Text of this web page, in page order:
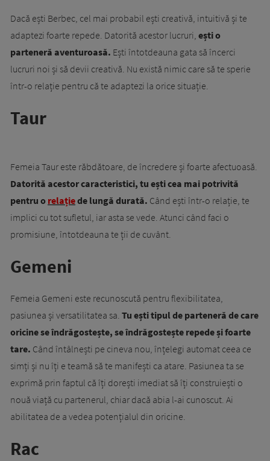
Dacă ești Berbec, cel mai probabil ești creativă, intuitivă și te
adaptezi foarte repede. Datorită acestor lucruri, ești o
parteneră aventuroasă. Ești întotdeauna gata să încerci
lucruri noi și să devii creativă. Nu există nimic care să te sperie
într-o relație pentru că te adaptezi la orice situație.
Taur
Femeia Taur este răbdătoare, de încredere și foarte afectuoasă.
Datorită acestor caracteristici, tu ești cea mai potrivită
pentru o relațiede lungă durată. Când ești într-o relație, te
implici cu tot sufletul, iar asta se vede. Atunci când faci o
promisiune, întotdeauna te ții de cuvânt.
Gemeni
Femeia Gemeni este recunoscută pentru flexibilitatea,
pasiunea și versatilitatea sa. Tu ești tipul de parteneră de care
oricine se îndrăgostește, se îndrăgostește repede și foarte
tare. Când întâlnești pe cineva nou, înțelegi automat ceea ce
simți și nu îți e teamă să te manifești ca atare. Pasiunea ta se
exprimă prin faptul că îți dorești imediat să îți construiești o
nouă viață cu partenerul, chiar dacă abia l-ai cunoscut. Ai
abilitatea de a vedea potențialul din oricine.
Rac